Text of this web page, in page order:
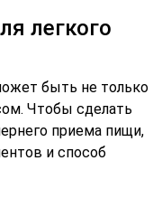
легкого
быть не только
Чтобы сделать
приема пищи,
и способ